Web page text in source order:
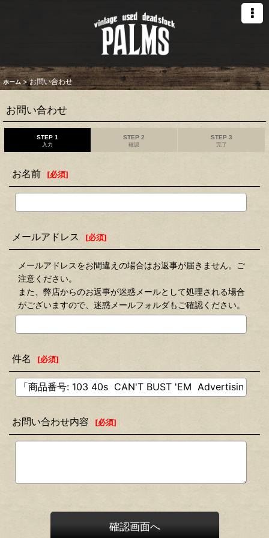
ホーム > お問い合わせ
お問い合わせ
STEP 1
入力
STEP 2
確認
STEP 3
完了
お名前 [必須]
メールアドレス [必須]
メールアドレスをお間違えの場合はお返事が届きません。ご
注意ください。
また、弊店からのお返事が迷惑メールとして処理される場合
がございますので、迷惑メールフォルダもご確認ください。
件名 [必須]
お問い合わせ内容 [必須]
確認画面へ